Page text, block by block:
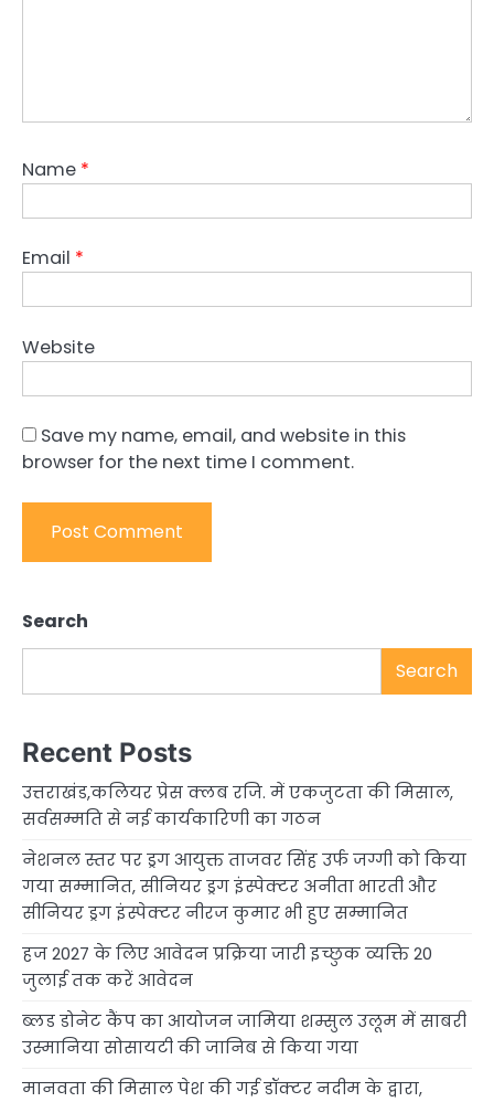
Name *
Email *
Website
Save my name, email, and website in this
browser for the next time I comment.
Search
Search
Recent Posts
उत्तराखंड,कलियर प्रेस क्लब रजि. में एकजुटता की मिसाल,
सर्वसम्मति से नई कार्यकारिणी का गठन
नेशनल स्तर पर ड्रग आयुक्त ताजवर सिंह उर्फ जग्गी को किया
गया सम्मानित, सीनियर ड्रग इंस्पेक्टर अनीता भारती और
सीनियर ड्रग इंस्पेक्टर नीरज कुमार भी हुए सम्मानित
हज 2027 के लिए आवेदन प्रक्रिया जारी इच्छुक व्यक्ति 20
जुलाई तक करें आवेदन
ब्लड डोनेट कैंप का आयोजन जामिया शम्सुल उलूम में साबरी
उस्मानिया सोसायटी की जानिब से किया गया
मानवता की मिसाल पेश की गई डॉक्टर नदीम के द्वारा,